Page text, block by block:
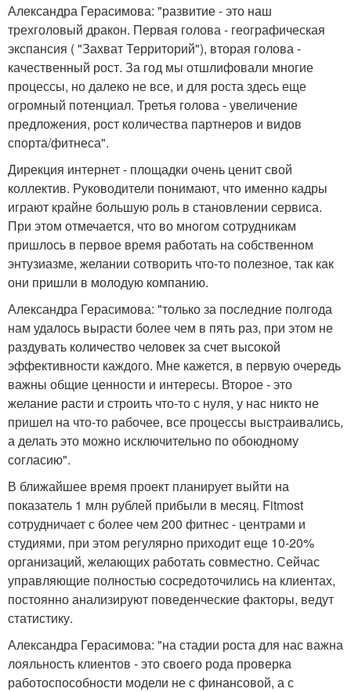
Александра Герасимова: "развитие - это наш
трехголовый дракон. Первая голова - географическая
экспансия ( "Захват Территорий"), вторая голова -
качественный рост. За год мы отшлифовали многие
процессы, но далеко не все, и для роста здесь еще
огромный потенциал. Третья голова - увеличение
предложения, рост количества партнеров и видов
спорта/фитнеса".
Дирекция интернет - площадки очень ценит свой
коллектив. Руководители понимают, что именно кадры
играют крайне большую роль в становлении сервиса.
При этом отмечается, что во многом сотрудникам
пришлось в первое время работать на собственном
энтузиазме, желании сотворить что-то полезное, так как
они пришли в молодую компанию.
Александра Герасимова: "только за последние полгода
нам удалось вырасти более чем в пять раз, при этом не
раздувать количество человек за счет высокой
эффективности каждого. Мне кажется, в первую очередь
важны общие ценности и интересы. Второе - это
желание расти и строить что-то с нуля, у нас никто не
пришел на что-то рабочее, все процессы выстраивались,
а делать это можно исключительно по обоюдному
согласию".
В ближайшее время проект планирует выйти на
показатель 1 млн рублей прибыли в месяц. Fitmost
сотрудничает с более чем 200 фитнес - центрами и
студиями, при этом регулярно приходит еще 10-20%
организаций, желающих работать совместно. Сейчас
управляющие полностью сосредоточились на клиентах,
постоянно анализируют поведенческие факторы, ведут
статистику.
Александра Герасимова: "на стадии роста для нас важна
лояльность клиентов - это своего рода проверка
работоспособности модели не с финансовой, а с